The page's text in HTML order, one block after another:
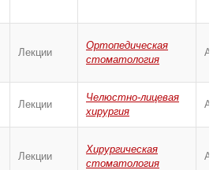
Лекции
Ортопедическая
стоматология
Лекции
Челюстно-лицевая
хирургия
Лекции
Хирургическая
стоматология